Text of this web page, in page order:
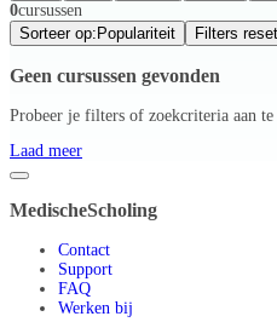
0cursussen
Sorteer op: Populariteit Filters
Geen cursussen gevonden
Probeer je filters of zoekcriteria aan te
Laad meer
MedischeScholing
Contact
Support
FAQ
Werken bij